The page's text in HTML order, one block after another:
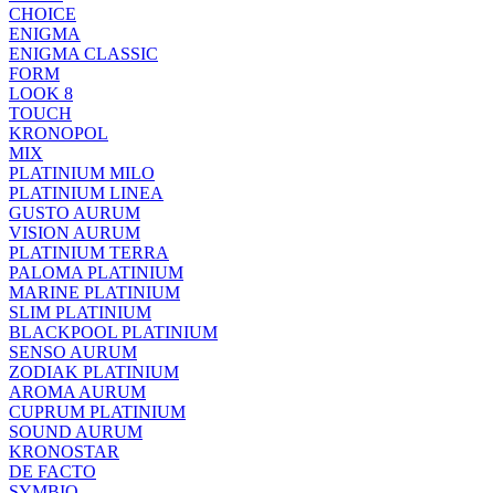
CHOICE
ENIGMA
ENIGMA CLASSIC
FORM
LOOK 8
TOUCH
KRONOPOL
MIX
PLATINIUM MILO
PLATINIUM LINEA
GUSTO AURUM
VISION AURUM
PLATINIUM TERRA
PALOMA PLATINIUM
MARINE PLATINIUM
SLIM PLATINIUM
BLACKPOOL PLATINIUM
SENSO AURUM
ZODIAK PLATINIUM
AROMA AURUM
CUPRUM PLATINIUM
SOUND AURUM
KRONOSTAR
DE FACTO